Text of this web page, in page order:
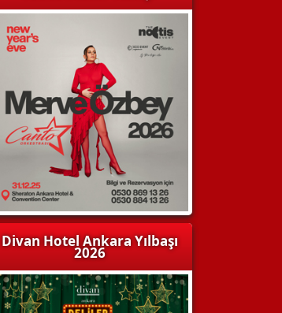
Divan Hotel Ankara Yılbaşı
2026